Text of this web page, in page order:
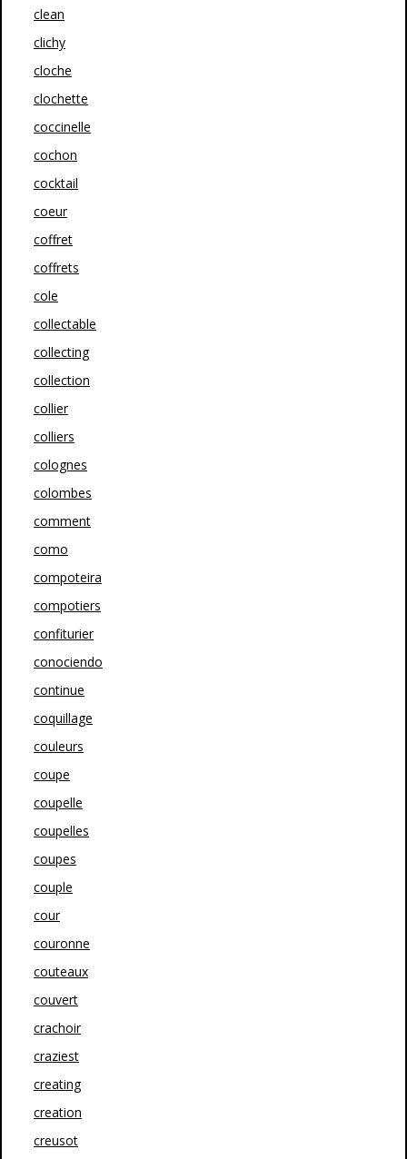
clean
clichy
cloche
clochette
coccinelle
cochon
cocktail
coeur
coffret
coffrets
cole
collectable
collecting
collection
collier
colliers
colognes
colombes
comment
como
compoteira
compotiers
confiturier
conociendo
continue
coquillage
couleurs
coupe
coupelle
coupelles
coupes
couple
cour
couronne
couteaux
couvert
crachoir
craziest
creating
creation
creusot